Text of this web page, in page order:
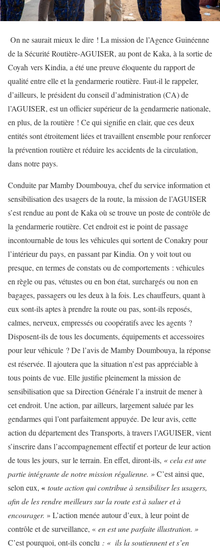
On ne saurait mieux le dire ! La mission de l’Agence Guinéenne
de la Sécurité Routière-AGUISER, au pont de Kaka, à la sortie de
Coyah vers Kindia, a été une preuve éloquente du rapport de
qualité entre elle et la gendarmerie routière. Faut-il le rappeler,
d’ailleurs, le président du conseil d’administration (CA) de
l’AGUISER, est un officier supérieur de la gendarmerie nationale,
en plus, de la routière ! Ce qui signifie en clair, que ces deux
entités sont étroitement liées et travaillent ensemble pour renforcer
la prévention routière et réduire les accidents de la circulation,
dans notre pays.
Conduite par Mamby Doumbouya, chef du service information et
sensibilisation des usagers de la route, la mission de l’AGUISER
s’est rendue au pont de Kaka où se trouve un poste de contrôle de
la gendarmerie routière. Cet endroit est ie point de passage
incontournable de tous les véhicules qui sortent de Conakry pour
l’intérieur du pays, en passant par Kindia. On y voit tout ou
presque, en termes de constats ou de comportements : véhicules
en règle ou pas, vétustes ou en bon état, surchargés ou non en
bagages, passagers ou les deux à la fois. Les chauffeurs, quant à
eux sont-ils aptes à prendre la route ou pas, sont-ils reposés,
calmes, nerveux, empressés ou coopératifs avec les agents ?
Disposent-ils de tous les documents, équipements et accessoires
pour leur véhicule ? De l’avis de Mamby Doumbouya, la réponse
est réservée. Il ajoutera que la situation n’est pas appréciable à
tous points de vue. Elle justifie pleinement la mission de
sensibilisation que sa Direction Générale l’a instruit de mener à
cet endroit. Une action, par ailleurs, largement saluée par les
gendarmes qui l’ont parfaitement appuyée. De leur avis, cette
action du département des Transports, à travers l’AGUISER, vient
s’inscrire dans l’accompagnement effectif et porteur de leur action
de tous les jours, sur le terrain. En effet, diront-ils, « cela est une
partie intégrante de notre mission régalienne. »C’est ainsi que,
selon eux, « toute action qui contribue à sensibiliser les usagers,
afin de les rendre meilleurs sur la route est à saluer et à
encourager. » L’action menée autour d’eux, à leur point de
contrôle et de surveillance, « en est une parfaite illustration. »
C’est pourquoi, ont-ils conclu : « ils la soutiennent et s’en